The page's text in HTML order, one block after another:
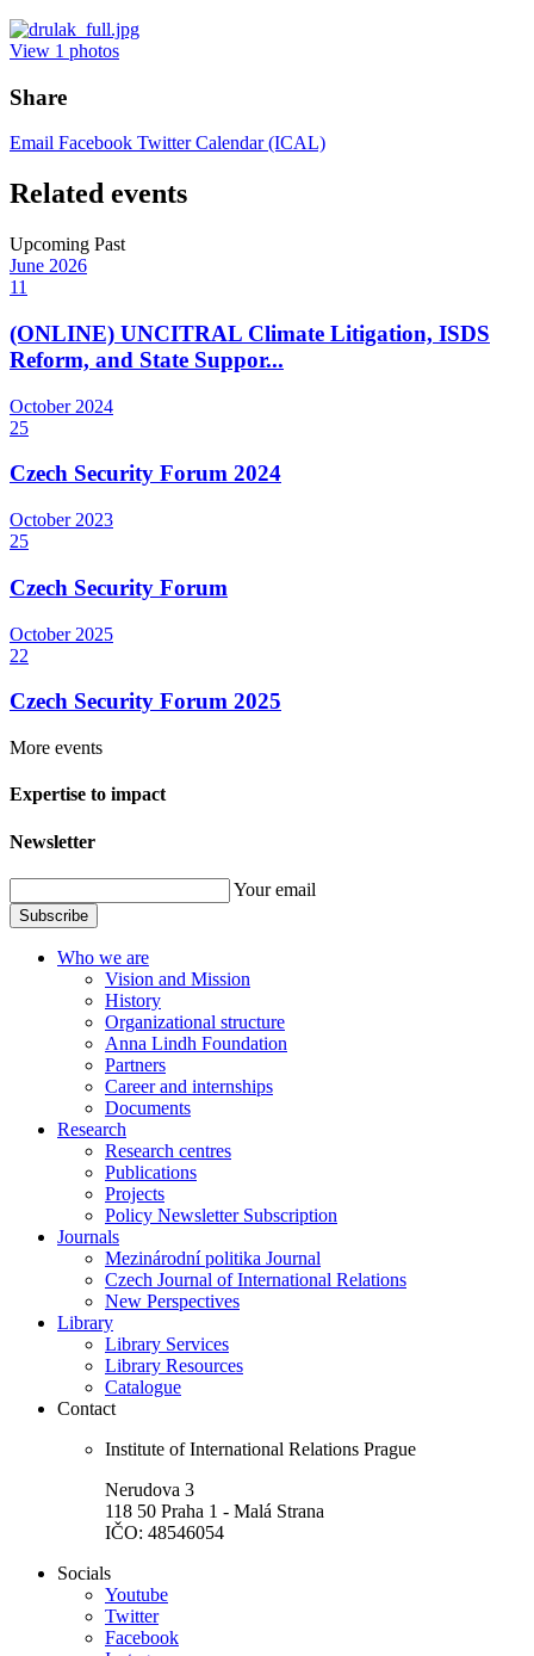
View 1 photos
Share
Email Facebook TwitterCalendar (ICAL)
Related events
Upcoming Past
June 2026
11
(ONLINE) UNCITRAL Climate Litigation, ISDS
Reform, and State Suppor...
October 2024
25
Czech Security Forum 2024
October 2023
25
Czech Security Forum
October 2025
22
Czech Security Forum 2025
More events
Expertise to impact
Newsletter
Your email
Subscribe
Who we are
Vision and Mission
History
Organizational structure
Anna Lindh Foundation
Partners
Career and internships
Documents
Research
Research centres
Publications
Projects
Policy Newsletter Subscription
Journals
Mezinárodní politika Journal
Czech Journal of International Relations
New Perspectives
Library
Library Services
Library Resources
Catalogue
Contact
Institute of International Relations Prague
Nerudova 3
118 50 Praha 1 - Malá Strana
IČO: 48546054
Socials
Youtube
Twitter
Facebook